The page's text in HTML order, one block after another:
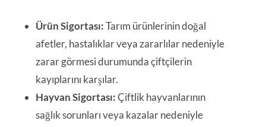
Ürün Sigortası:Tarım ürünlerinin doğal
afetler, hastalıklar veya zararlılar nedeniyle
zarar görmesi durumunda çiftçilerin
kayıplarını karşılar.
Hayvan Sigortası:Çiftlik hayvanlarının
sağlık sorunları veya kazalar nedeniyle